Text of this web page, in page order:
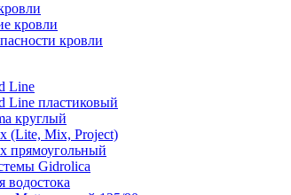
кровли
кровли
Line
Line пластиковый
круглый
(Lite, Mix, Project)
прямоугольный
Gidrolica
водостока